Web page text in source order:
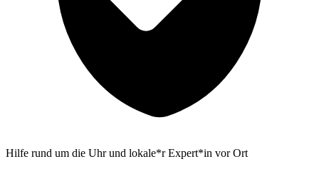
Hilfe rund um die Uhr und lokale*r Expert*in vor Ort